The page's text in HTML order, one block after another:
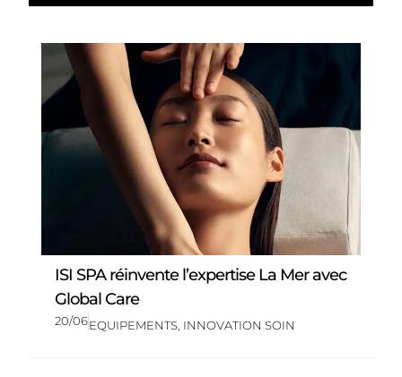
ISI SPA réinvente l’expertise La Mer avec
Global Care
20/06EQUIPEMENTS, INNOVATION SOIN